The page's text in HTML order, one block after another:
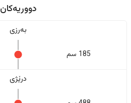
دووریەکان
بەرزی
185 سم
درێژی